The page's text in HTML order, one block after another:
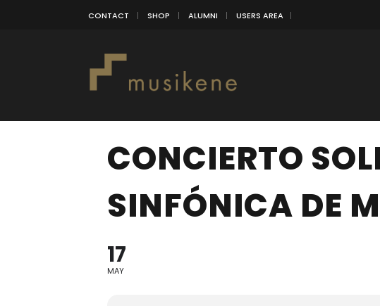
CONTACT SHOP ALUMNI USERS AREA
CONCIERTO
SINFÓNICA DE
17
MAY